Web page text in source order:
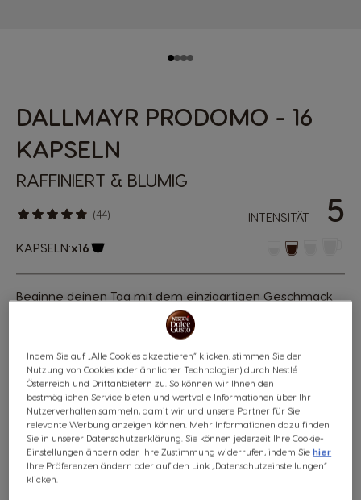
DALLMAYR PRODOMO - 16
KAPSELN
RAFFINIERT & BLUMIG
INTENSITÄT 5
(44)
KAPSELN:x16
Beginne deinen Tag mit dem einzigartigen Geschmack
unseres Dallmayr Prodomo. Lass dich vom vollmundigen,
leicht blumigen Aroma der feinen Arabica-Bohnen aus
Inhaltsstoffe
€ 7,85
Rabatt wird in Warenkorb angewendet 200 Punkte
Indem Sie auf „Alle Cookies akzeptieren“ klicken, stimmen Sie der
Nutzung von Cookies (oder ähnlicher Technologien) durch Nestlé
Österreich und Drittanbietern zu. So können wir Ihnen den
bestmöglichen Service bieten und wertvolle Informationen über Ihr
Nutzerverhalten sammeln, damit wir und unsere Partner für Sie
relevante Werbung anzeigen können. Mehr Informationen dazu finden
Sie in unserer Datenschutzerklärung. Sie können jederzeit Ihre Cookie-
Einstellungen ändern oder Ihre Zustimmung widerrufen, indem Siehier
Ihre Präferenzen ändern oder auf den Link „Datenschutzeinstellungen“
klicken.